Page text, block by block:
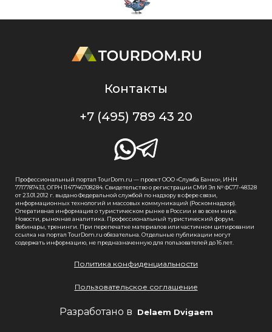
Контакты
+7 (495) 789 43 20
Профессиональный портал TourDom.ru — проект ООО «Служба Банко», ИНН
7717787433, ОГРН 1147746708284. Свидетельство о регистрации СМИ Эл № ФС77-48328
от 23.01.2012 г. выдано Федеральной службой по надзору в сфере связи,
информационных технологий и массовых коммуникаций (Роскомнадзор).
Оперативная информация о туристическом рынке в России и во всем мире.
Новости, рыночная аналитика. Профессиональный туристический форум.
Вебинары, тренинги. При перепечатке материалов или частичном цитировании
ссылка на портал TourDom.ru обязательна. Отдельные публикации могут
содержать информацию, не предназначенную для пользователей до 16 лет.
Политика конфиденциальности
Пользовательское соглашение
Разработано в Delaem Dvigaem